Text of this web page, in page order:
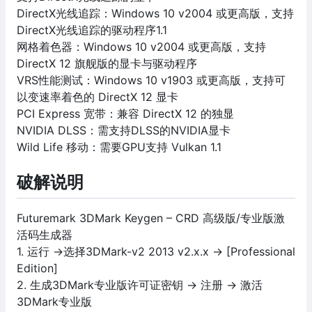
DirectX光线追踪：Windows 10 v2004 或更高版，支持
DirectX光线追踪的驱动程序1.1
网格着色器：Windows 10 v2004 或更高版，支持
DirectX 12 旗舰版的显卡与驱动程序
VRS性能测试：Windows 10 v1903 或更高版，支持可
以变速率着色的 DirectX 12 显卡
PCI Express 宽带：兼容 DirectX 12 的独显
NVIDIA DLSS：需支持DLSS的NVIDIA显卡
Wild Life 移动：需要GPU支持 Vulkan 1.1
破解说明
Futuremark 3DMark Keygen – CRD 高级版/专业版激
活码生成器
1. 运行 ->选择3DMark-v2 2013 v2.x.x -> [Professional
Edition]
2. 生成3DMark专业版许可证密钥 -> 注册 -> 激活
3DMark专业版